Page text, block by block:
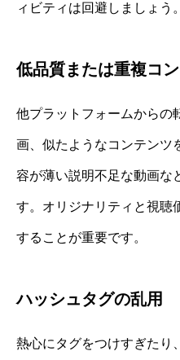
ィビティは回避しましょう。
低品質または重複コ
他プラットフォームからの
画、似たようなコンテンツ
容が薄い説明不足な動画な
す。オリジナリティと視聴
することが重要です。
ハッシュタグの乱用
熱心にタグをつけすぎたり